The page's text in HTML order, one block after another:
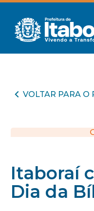
VOLTAR PARA O
Itaboraí
Dia da